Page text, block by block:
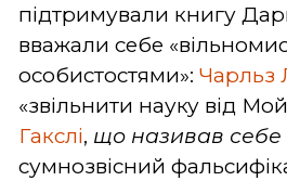
підтримували книгу
вважали себе
особистостями»: Чарльз
«звільнити науку від
Гакслі, що називав себе
сумнозвісний